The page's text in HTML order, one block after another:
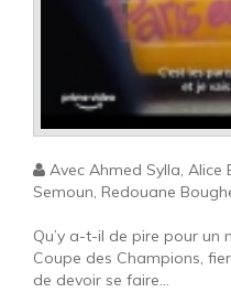
Avec Ahmed Sylla, Alice
Semoun, Redouane
Qu’y a-t-il de pire pour un
Coupe des Champions,
de devoir se faire...